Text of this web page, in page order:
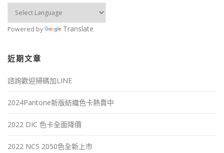
Powered by Translate
近期文章
諮詢歡迎掃碼加LINE
2024Pantone新版紡織色卡熱賣中
2022 DIC 色卡全面降價
2022 NCS 2050色全新上市